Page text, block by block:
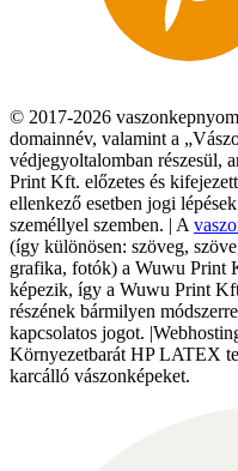
© 2017-2026
domainnév, valamint a
védjegyoltalomban részesül,
Print Kft. előzetes és
ellenkező esetben jogi
személlyel szemben. | A
(így különösen: szöveg,
grafika, fotók) a Wuwu Print
képezik, így a Wuwu Print
részének bármilyen
kapcsolatos jogot.
Környezetbarát HP LATEX
karcálló vászonképeket.